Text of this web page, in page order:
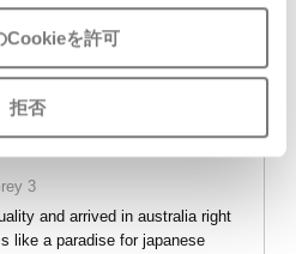
Cookieを許可
拒否
3
and arrived in australia right
like a paradise for japanese